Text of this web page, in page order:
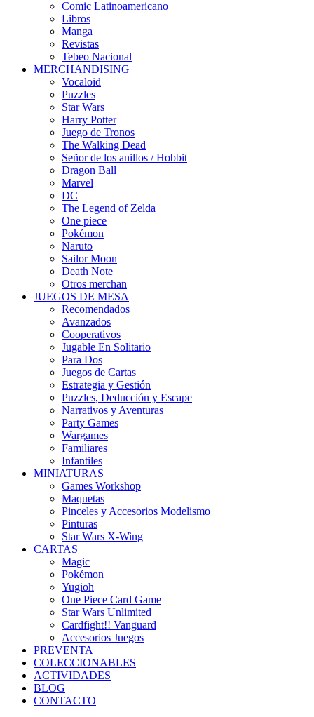
Comic Latinoamericano
Libros
Manga
Revistas
Tebeo Nacional
MERCHANDISING
Vocaloid
Puzzles
Star Wars
Harry Potter
Juego de Tronos
The Walking Dead
Señor de los anillos / Hobbit
Dragon Ball
Marvel
DC
The Legend of Zelda
One piece
Pokémon
Naruto
Sailor Moon
Death Note
Otros merchan
JUEGOS DE MESA
Recomendados
Avanzados
Cooperativos
Jugable En Solitario
Para Dos
Juegos de Cartas
Estrategia y Gestión
Puzzles, Deducción y Escape
Narrativos y Aventuras
Party Games
Wargames
Familiares
Infantiles
MINIATURAS
Games Workshop
Maquetas
Pinceles y Accesorios Modelismo
Pinturas
Star Wars X-Wing
CARTAS
Magic
Pokémon
Yugioh
One Piece Card Game
Star Wars Unlimited
Cardfight!! Vanguard
Accesorios Juegos
PREVENTA
COLECCIONABLES
ACTIVIDADES
BLOG
CONTACTO